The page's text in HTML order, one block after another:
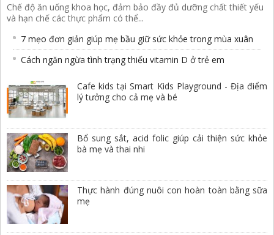
Chế độ ăn uống khoa học, đảm bảo đầy đủ dưỡng chất thiết yếu
và hạn chế các thực phẩm có thể...
7 mẹo đơn giản giúp mẹ bầu giữ sức khỏe trong mùa xuân
Cách ngăn ngừa tình trạng thiếu vitamin D ở trẻ em
Cafe kids tại Smart Kids Playground - Địa điểm
lý tưởng cho cả mẹ và bé
Bổ sung sắt, acid folic giúp cải thiện sức khỏe
bà mẹ và thai nhi
Thực hành đúng nuôi con hoàn toàn bằng sữa
mẹ